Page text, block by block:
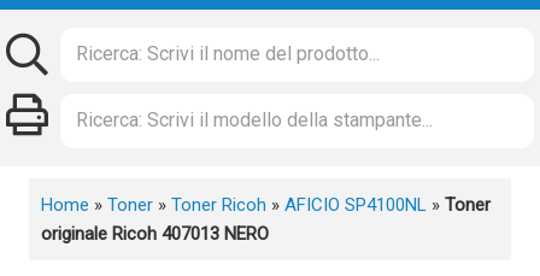
Home » Toner » Toner Ricoh » AFICIO SP4100NL » Toner
originale Ricoh 407013 NERO